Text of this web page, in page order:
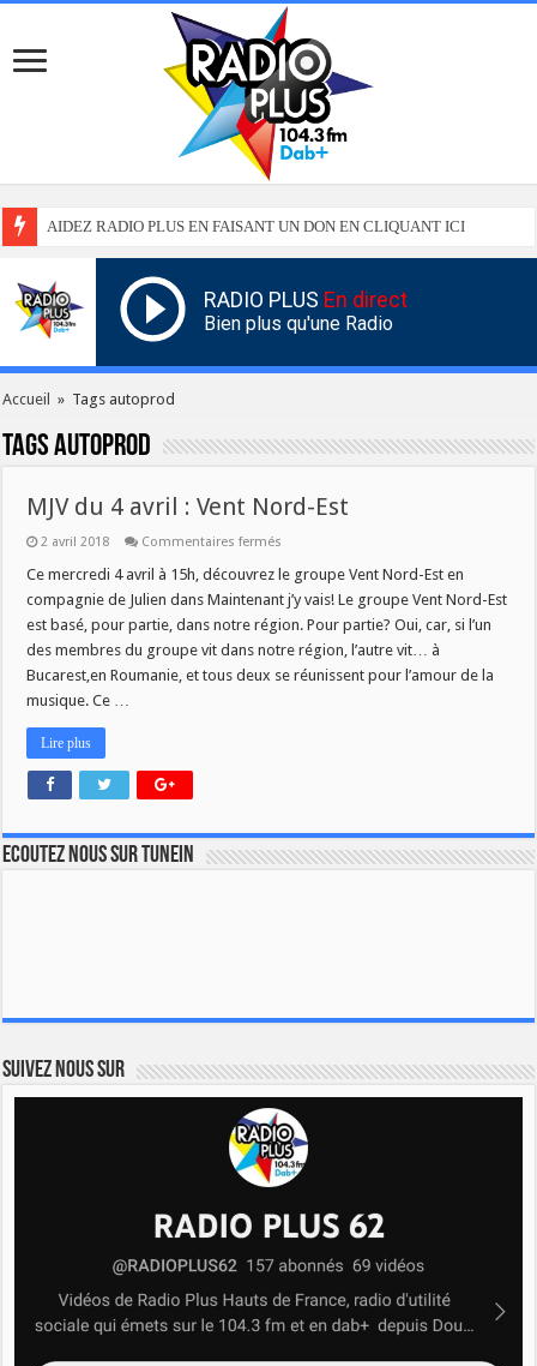
AIDEZ RADIO PLUS EN FAISANT UN DON EN CLIQUANT ICI
RADIO PLUS En direct
Bien plus qu'une Radio
Accueil » Tags autoprod
Tagsautoprod
MJV du 4 avril : Vent Nord-Est
2 avril 2018 Commentaires fermés
du
avril
:
Vent
Nord-
Ce mercredi 4 avril à 15h, découvrez le groupe Vent Nord-Est en
compagnie de Julien dans Maintenant j’y vais! Le groupe Vent Nord-Est
est basé, pour partie, dans notre région. Pour partie? Oui, car, si l’un
des membres du groupe vit dans notre région, l’autre vit… à
Bucarest,en Roumanie, et tous deux se réunissent pour l’amour de la
musique. Ce …
Lire plus
Ecoutez nous sur TuneIn
Suivez nous sur